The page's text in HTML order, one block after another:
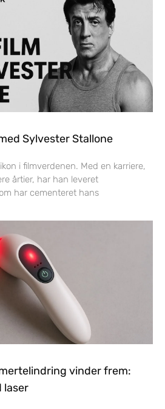
Sylvester Stallone
i filmverdenen. Med en karriere,
årtier, har han leveret
har cementeret hans
vinder frem:
laser